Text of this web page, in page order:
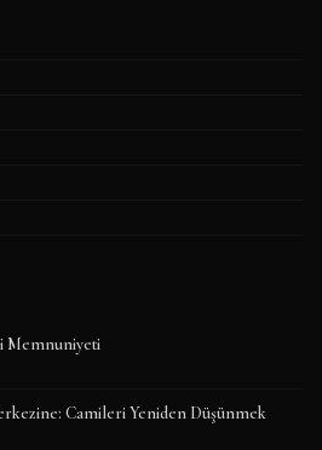
Memnuniyeti
Camileri Yeniden Düşünmek